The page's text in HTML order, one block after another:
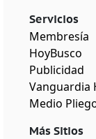
Servicios
Membresía
HoyBusco
Publicidad
Vanguardia
Medio
Más Sitios